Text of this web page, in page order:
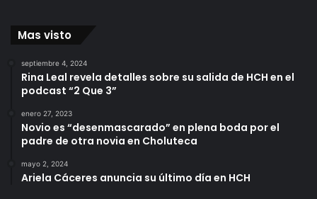
Mas visto
septiembre 4, 2024
Rina Leal revela detalles sobre su salida de HCH en el
podcast “2 Que 3”
enero 27, 2023
Novio es “desenmascarado” en plena boda por el
padre de otra novia en Choluteca
mayo 2, 2024
Ariela Cáceres anuncia su último día en HCH